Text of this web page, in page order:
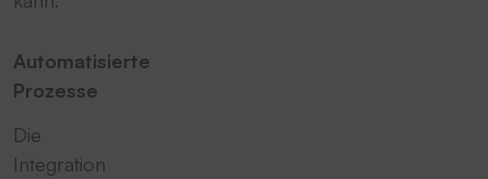
Automatisierte
Prozesse
Die
Integration